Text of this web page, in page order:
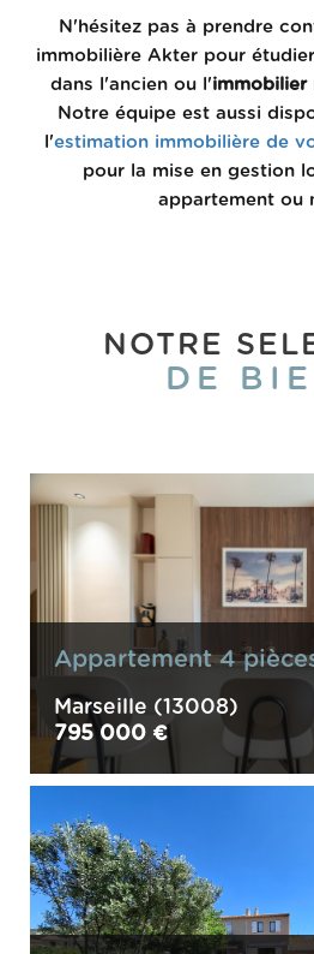
N'hésitez pas à prendre
immobilière Akter pour
dans l'ancien ou l'immobilier
Notre équipe est aussi
l'estimation immobilière de
pour la mise en gestion
appartement ou
NOTRE
DE
appartement 4
Marseille (13008)
795 000 €